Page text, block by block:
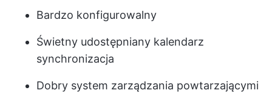
Bardzo konfigurowalny
Świetny udostępniany kalendarz
synchronizacja
Dobry system zarządzania powtarzającymi